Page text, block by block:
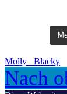
Molly Blacky
Nach